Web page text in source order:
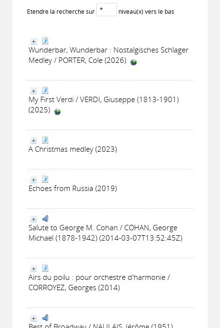
Etendre la recherche sur niveau(x) vers le bas
Wunderbar, Wunderbar : Nostalgisches Schlager
Medley / PORTER, Cole (2026)
My First Verdi / VERDI, Giuseppe (1813-1901)
(2025)
A Christmas medley (2023)
Echoes from Russia (2019)
Salute to George M. Cohan / COHAN, George
Michael (1878-1942) (2014-03-07T13:52:45Z)
Airs du poilu : pour orchestre d'harmonie /
CORROYEZ, Georges (2014)